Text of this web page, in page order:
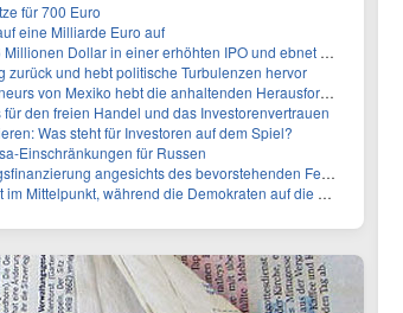
für 700 Euro
eine Milliarde Euro auf
erhöhten IPO und ebnet den Weg für nicht-opioide Schmerztherapie
zurück und hebt politische Turbulenzen hervor
Herausforderungen in der Governance und im Geschäftsumfeld hervor
den freien Handel und das Investorenvertrauen
Was steht für Investoren auf dem Spiel?
Einschränkungen für Russen
angesichts des bevorstehenden Ferienbeginns
die Demokraten auf die Mehrheit im Repräsentantenhaus zielen